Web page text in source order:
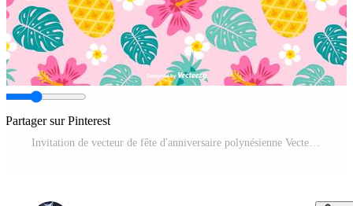
Partager sur Pinterest
Invitation de vecteur de fête d'anniversaire polynésienne Vecteur Pro et SVG Pro